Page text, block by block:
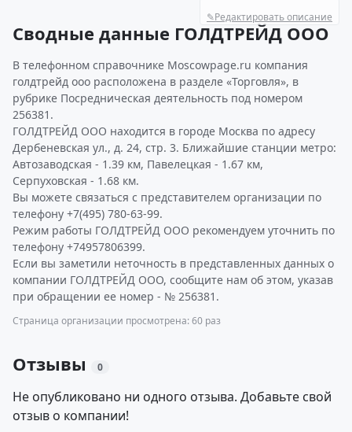
✎Редактировать описание
Сводные данные ГОЛДТРЕЙД ООО
В телефонном справочнике Moscowpage.ru компания
голдтрейд ооо расположена в разделе «Торговля», в
рубрике Посредническая деятельность под номером
256381.
ГОЛДТРЕЙД ООО находится в городе Москва по адресу
Дербеневская ул., д. 24, стр. 3. Ближайшие станции метро:
Автозаводская - 1.39 км, Павелецкая - 1.67 км,
Серпуховская - 1.68 км.
Вы можете связаться с представителем организации по
телефону +7(495) 780-63-99.
Режим работы ГОЛДТРЕЙД ООО рекомендуем уточнить по
телефону +74957806399.
Если вы заметили неточность в представленных данных о
компании ГОЛДТРЕЙД ООО, сообщите нам об этом, указав
при обращении ее номер - № 256381.
Страница организации просмотрена: 60 раз
Отзывы 0
Не опубликовано ни одного отзыва. Добавьте свой
отзыв о компании!